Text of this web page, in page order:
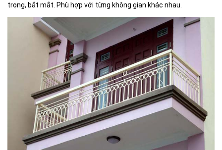
trọng, bắt mắt. Phù hợp với từng không gian khác nhau.